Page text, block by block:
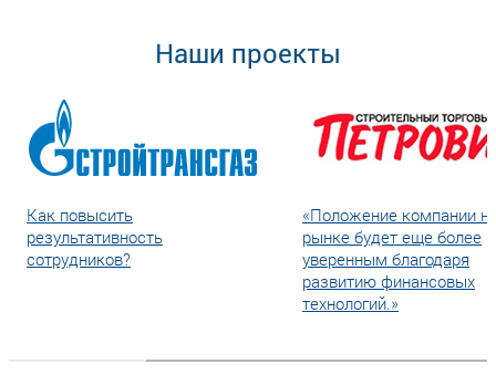
Наши проекты
Как повысить
результативность
сотрудников?
«Положение компании
рынке будет еще более
уверенным благодаря
развитию финансовых
технологий.»